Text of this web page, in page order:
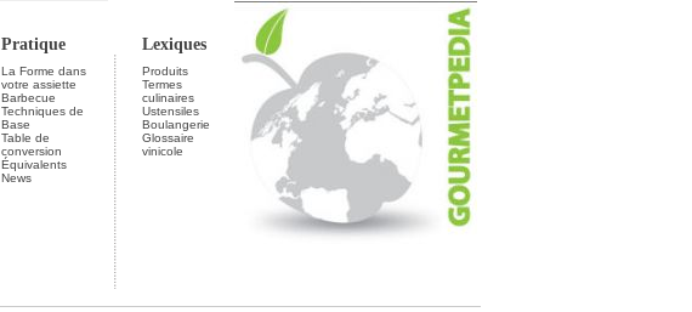
Pratique Lexiques
La Forme dans
votre assiette
Barbecue
Techniques de
Base
Table de
conversion
Équivalents
News
Produits
Termes
culinaires
Ustensiles
Boulangerie
Glossaire
vinicole